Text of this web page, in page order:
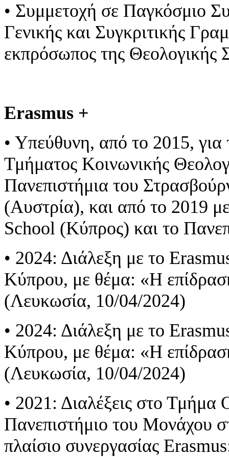
• Συμμετοχή σε Παγκόσμιο
Γενικής και Συγκριτικής
εκπρόσωπος της
Erasmus +
• Υπεύθυνη, από το 2015,
Τμήματος Κοινωνικής
Πανεπιστήμια του
(Αυστρία), και από το 2019
School (Κύπρος) και το
• 2024: Διάλεξη με το
Κύπρου, με θέμα: «Η
(Λευκωσία, 10/04/2024)
• 2024: Διάλεξη με το
Κύπρου, με θέμα: «Η
(Λευκωσία, 10/04/2024)
• 2021: Διαλέξεις στο Τμήμα
Πανεπιστήμιο του Μονάχου
πλαίσιο συνεργασίας